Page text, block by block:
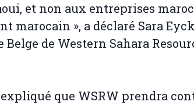
et non aux entreprises
marocain », a déclaré Sara
de Western Sahara
que WSRW prendra